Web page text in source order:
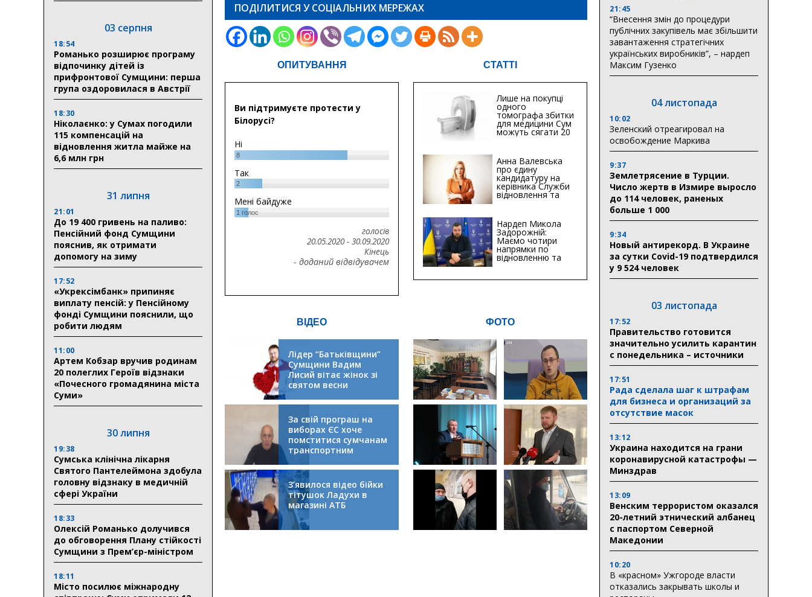
03 серпня
18:54
Романько розширює програму
відпочинку дітей із
прифронтової Сумщини: перша
група оздоровилася в Австрії
18:30
Ніколаєнко: у Сумах погодили
115 компенсацій на
відновлення житла майже на
6,6 млн грн
31 липня
21:01
До 19 400 гривень на паливо:
Пенсійний фонд Сумщини
пояснив, як отримати
допомогу на зиму
17:52
«Укрексімбанк» припиняє
виплату пенсій: у Пенсійному
фонді Сумщини пояснили, що
робити людям
11:00
Артем Кобзар вручив родинам
20 полеглих Героїв відзнаки
«Почесного громадянина міста
Суми»
30 липня
19:38
Сумська клінічна лікарня
Святого Пантелеймона здобула
головну відзнаку в медичній
сфері України
18:33
Олексій Романько долучився
до обговорення Плану стійкості
Сумщини з Прем’єр-міністром
18:11
Місто посилює міжнародну
ПОДІЛИТИСЯ У СОЦІАЛЬНИХ МЕРЕЖАХ
ОПИТУВАННЯ
Ви підтримуєте протести у
Білорусі?
Ні
8
Так
2
Мені байдуже
1голос
голосів
20.05.2020- 30.09.2020
Кінець
- доданий відвідувачем
СТАТТІ
Лише на покупці
одного
томографа збитки
для медицини Сум
можуть сягати 20
мільйонів гривень
Анна Валевська
про єдину
кандидатуру на
керівника Служби
відновлення та
інфраструктури у
Хіба...
Нардеп Микола
Задорожній:
Маємо чотири
напрямки по
відновленню та
будівництву
інфраструктури
ВІДЕО
Лідер “Батьківщини”
Сумщини Вадим
Лисий вітає жінок зі
святом весни
За свій програш на
виборах ЄС хоче
помститися сумчанам
транспортним
колапсом
З’явилося відео бійки
тітушок Ладухи в
магазині АТБ
ФОТО
21:45
“Внесення змін до процедури
публічних закупівель має збільшити
завантаження стратегічних
українських виробників”, – нардеп
Максим Гузенко
04 листопада
10:02
Зеленский отреагировал на
освобождение Маркива
9:37
Землетрясение в Турции.
Число жертв в Измире выросло
до 114 человек, раненых
больше 1 000
9:34
Новый антирекорд. В Украине
за сутки Covid-19 подтвердился
у 9 524 человек
03 листопада
17:52
Правительство готовится
значительно усилить карантин
с понедельника – источники
17:51
Рада сделала шаг к штрафам
для бизнеса и организаций за
отсутствие масок
13:12
Украина находится на грани
коронавирусной катастрофы —
Минздрав
13:09
Венским террористом оказался
20-летний этнический албанец
с паспортом Северной
Македонии
10:20
В «красном» Ужгороде власти
отказались закрывать школы и